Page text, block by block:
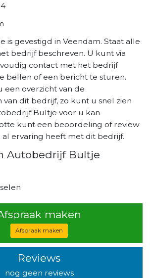
is gevestigd in Veendam. Staat alle
bedrijf beschreven. U kunt via
contact met het bedrijf
bellen of een bericht te sturen.
een overzicht van de
dit bedrijf, zo kunt u snel zien
Bultje voor u kan
kunt een beoordeling of review
ervaring heeft met dit bedrijf.
Autobedrijf Bultje
maken
Afspraak maken
Reviews
nog geen reviews